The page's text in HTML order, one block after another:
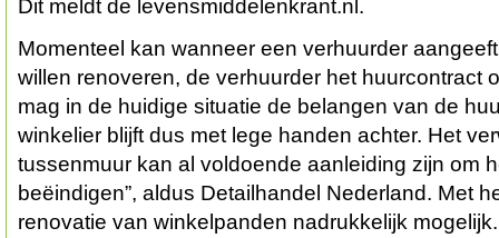
Dit meldt de levensmiddelenkrant.nl.
Momenteel kan wanneer een verhuurder
willen renoveren, de verhuurder het huurcontract
mag in de huidige situatie de belangen van de
winkelier blijft dus met lege handen achter. Het
tussenmuur kan al voldoende aanleiding zijn om
beëindigen”, aldus Detailhandel Nederland. Met
renovatie van winkelpanden nadrukkelijk